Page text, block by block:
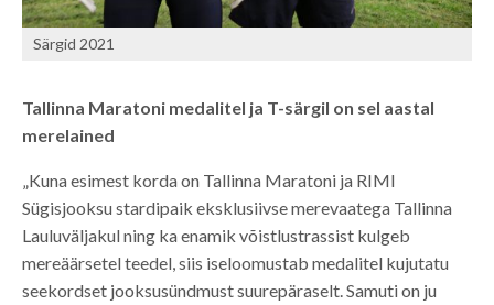
Särgid 2021
Tallinna Maratoni medalitel ja T-särgil on sel aastal
merelained
„Kuna esimest korda on Tallinna Maratoni ja RIMI
Sügisjooksu stardipaik eksklusiivse merevaatega Tallinna
Lauluväljakul ning ka enamik võistlustrassist kulgeb
mereäärsetel teedel, siis iseloomustab medalitel kujutatu
seekordset jooksusündmust suurepäraselt. Samuti on ju